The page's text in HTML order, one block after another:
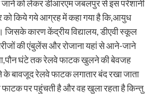
को लेकर डीआरएम जबलपुर से इस परेशानी
को किये गये आग्रह में कहा गया है कि,आयुध
कारण केंद्रीय विद्यालय, डीएवी स्कूल
की एंबुलेंस और रोजाना यहां से आने-जाने
घंटे तक रेलवे फाटक खुलने की बेवजह
के बावजूद रेलवे फाटक लगातार बंद रखा जाता
पर पहुंचती है और वह खुला रहता है किन्तु